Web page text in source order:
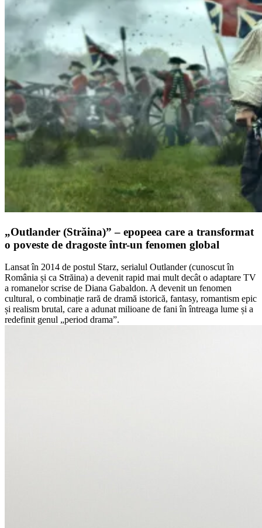
„Outlander (Străina)” – epopeea care a transformat
o poveste de dragoste într-un fenomen global
Lansat în 2014 de postul Starz, serialul Outlander (cunoscut în
România și ca Străina) a devenit rapid mai mult decât o adaptare TV
a romanelor scrise de Diana Gabaldon. A devenit un fenomen
cultural, o combinație rară de dramă istorică, fantasy, romantism epic
și realism brutal, care a adunat milioane de fani în întreaga lume și a
redefinit genul „period drama”.